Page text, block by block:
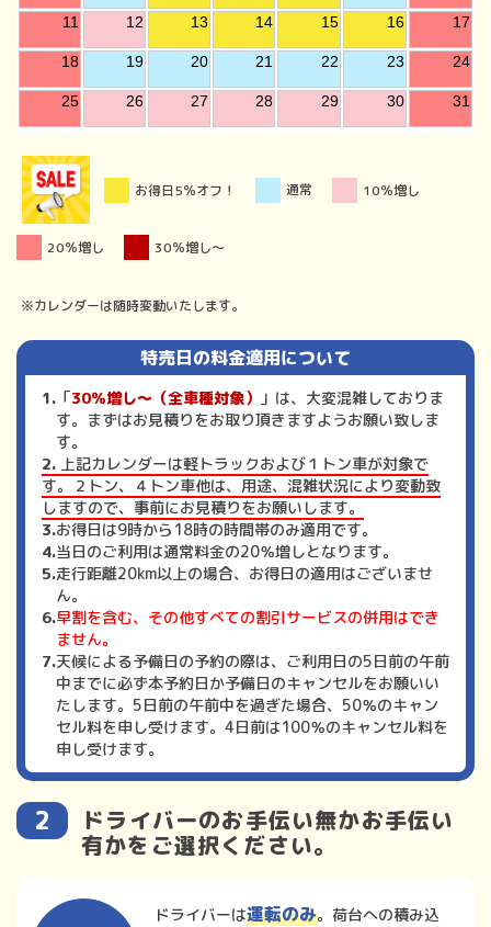
お得日5％オフ！ 通常 10％増し
20％増し 30％増し〜
※カレンダーは随時変動いたします。
特売日の料金適用について
「30％増し〜（全車種対象）
」は、大変混雑しておりま
す。まずはお見積りをお取り頂きますようお願い致しま
す。
上記カレンダーは軽トラックおよび１トン車が対象で
す。２トン、４トン車他は、用途、混雑状況により変動致
しますので、事前にお見積りをお願いします。
お得日は9時から18時の時間帯のみ適用です。
当日のご利用は通常料金の20％増しとなります。
走行距離20km以上の場合、お得日の適用はございませ
ん。
早割を含む、その他すべての割引サービスの併用はでき
ません。
天候による予備日の予約の際は、ご利用日の5日前の午前
中までに必ず本予約日か予備日のキャンセルをお願いい
たします。5日前の午前中を過ぎた場合、50％のキャン
セル料を申し受けます。4日前は100％のキャンセル料を
申し受けます。
ドライバーのお手伝い無かお手伝い
有かをご選択ください。
ドライバーは運転のみ。荷台への積み込